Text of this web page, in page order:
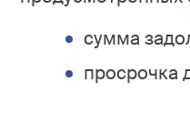
сумма
просрочка